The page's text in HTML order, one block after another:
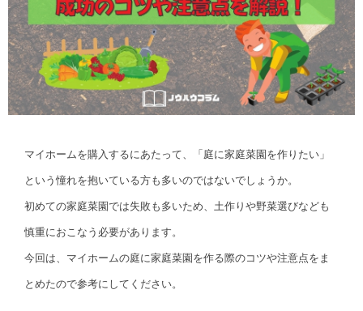
マイホームを購入するにあたって、「庭に家庭菜園を作りたい」
という憧れを抱いている方も多いのではないでしょうか。
初めての家庭菜園では失敗も多いため、土作りや野菜選びなども
慎重におこなう必要があります。
今回は、マイホームの庭に家庭菜園を作る際のコツや注意点をま
とめたので参考にしてください。